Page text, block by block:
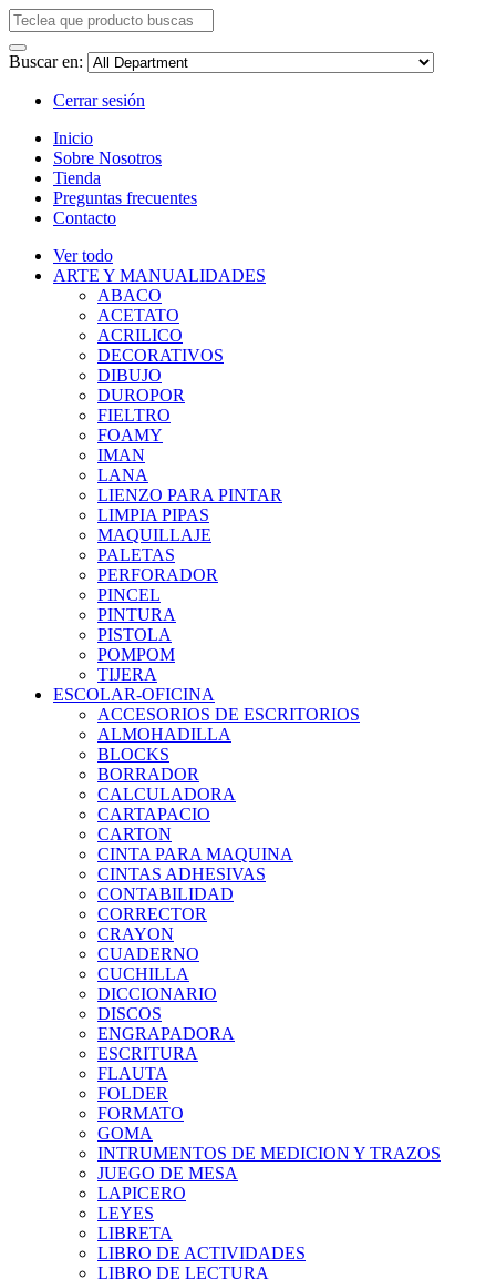
Buscar en:
Cerrar sesión
Inicio
Sobre Nosotros
Tienda
Preguntas frecuentes
Contacto
Ver todo
ARTE Y MANUALIDADES
ABACO
ACETATO
ACRILICO
DECORATIVOS
DIBUJO
DUROPOR
FIELTRO
FOAMY
IMAN
LANA
LIENZO PARA PINTAR
LIMPIA PIPAS
MAQUILLAJE
PALETAS
PERFORADOR
PINCEL
PINTURA
PISTOLA
POMPOM
TIJERA
ESCOLAR-OFICINA
ACCESORIOS DE ESCRITORIOS
ALMOHADILLA
BLOCKS
BORRADOR
CALCULADORA
CARTAPACIO
CARTON
CINTA PARA MAQUINA
CINTAS ADHESIVAS
CONTABILIDAD
CORRECTOR
CRAYON
CUADERNO
CUCHILLA
DICCIONARIO
DISCOS
ENGRAPADORA
ESCRITURA
FLAUTA
FOLDER
FORMATO
GOMA
INTRUMENTOS DE MEDICION Y TRAZOS
JUEGO DE MESA
LAPICERO
LEYES
LIBRETA
LIBRO DE ACTIVIDADES
LIBRO DE LECTURA